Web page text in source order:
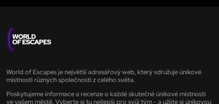
World of Escapes je největší adresářový web, který sdružuje únikové
místnosti různých společností z celého světa.
Poskytujeme informace a recenze o každé skutečné únikové místnosti
ve vašem městě. Vyberte si tu nejlepší pro svůj tým - a užijte si únikovou